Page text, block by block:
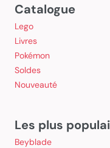
Catalogue
Lego
Livres
Pokémon
Soldes
Nouveauté
Les plus
Beyblade